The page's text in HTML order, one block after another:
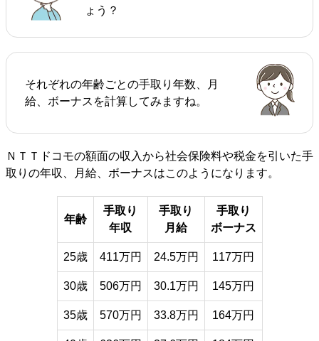
ょう？
それぞれの年齢ごとの手取り年数、月
給、ボーナスを計算してみますね。
ＮＴＴドコモの額面の収入から社会保険料や税金を引いた手
取りの年収、月給、ボーナスはこのようになります。
年齢
手取り
年収
手取り
月給
手取り
ボーナス
25歳 411万円 24.5万円 117万円
30歳 506万円 30.1万円 145万円
35歳 570万円 33.8万円 164万円